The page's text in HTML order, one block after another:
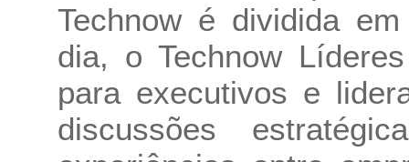
Technow é dividida
dia, o Technow
para executivos e
discussões